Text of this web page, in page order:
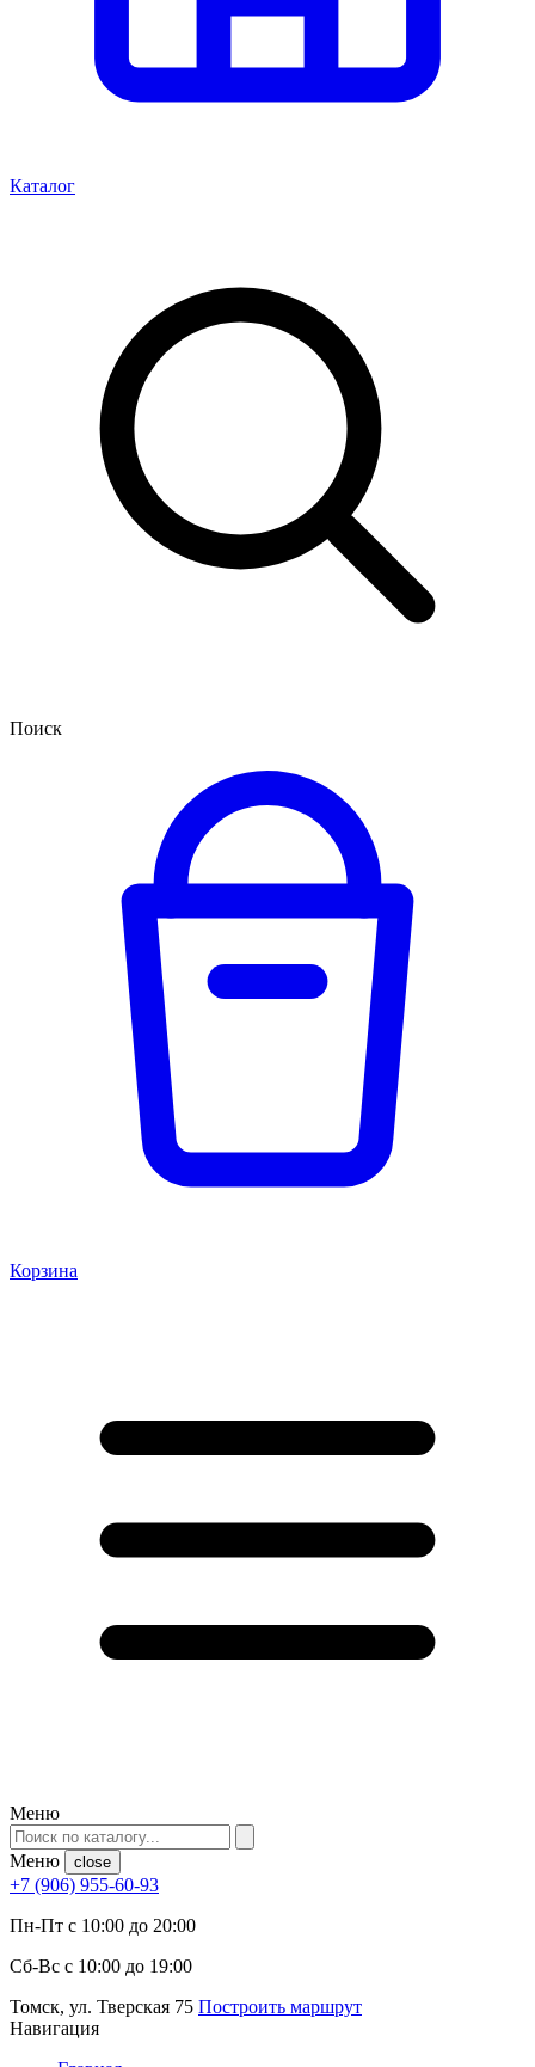
Каталог
Поиск
Корзина
Меню
Меню close
+7 (906) 955-60-93
Пн-Пт с 10:00 до 20:00
Сб-Вс с 10:00 до 19:00
Томск, ул. Тверская 75 Построить маршрут
Навигация